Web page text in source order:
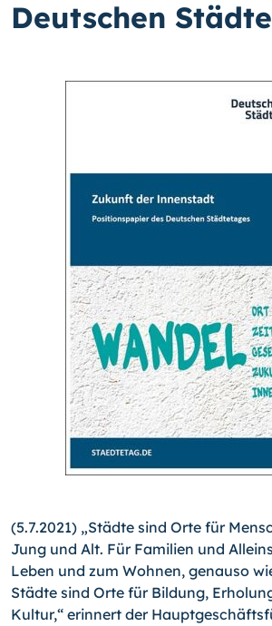
Deutschen
(5.7.2021) „Städte sind Orte für
Jung und Alt. Für Familien und
Leben und zum Wohnen, genauso
Städte sind Orte für Bildung,
Kultur,“ erinnert der